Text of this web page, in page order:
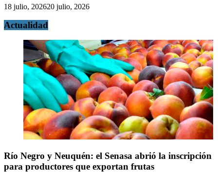
18 julio, 202620 julio, 2026
Actualidad
Río Negro y Neuquén: el Senasa abrió la inscripción
para productores que exportan frutas